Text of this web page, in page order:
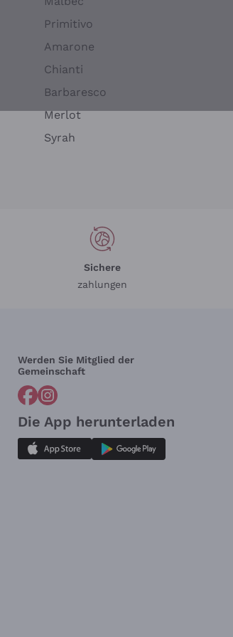
Primitivo
Amarone
Chianti
Barbaresco
Merlot
Syrah
Sichere
zahlungen
Werden Sie Mitglied der
Gemeinschaft
Die App herunterladen